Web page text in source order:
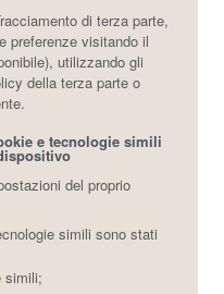
di terza parte,
preferenze visitando il
utilizzando gli
della terza parte o
e tecnologie simili
del proprio
simili sono stati
simili;